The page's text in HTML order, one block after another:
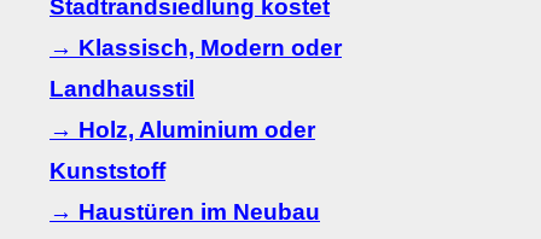
Stadtrandsiedlung kostet
→ Klassisch, Modern oder
Landhausstil
→ Holz, Aluminium oder
Kunststoff
→ Haustüren im Neubau